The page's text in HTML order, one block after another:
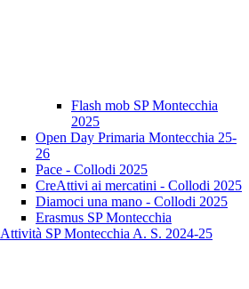
Flash mob SP Montecchia
2025
Open Day Primaria Montecchia 25-
26
Pace - Collodi 2025
CreAttivi ai mercatini - Collodi 2025
Diamoci una mano - Collodi 2025
Erasmus SP Montecchia
Attività SP Montecchia A. S. 2024-25